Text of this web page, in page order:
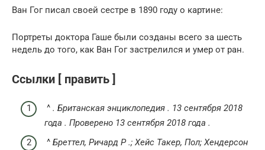
Ван Гог писал своей сестре в 1890 году о картине:
Портреты доктора Гаше были созданы всего за шесть
недель до того, как Ван Гог застрелился и умер от ран.
Ссылки [ править ]
^ . Британская энциклопедия . 13 сентября 2018
года . Проверено 13 сентября 2018 года .
^ Бреттел, Ричард Р .; Хейс Такер, Пол; Хендерсон